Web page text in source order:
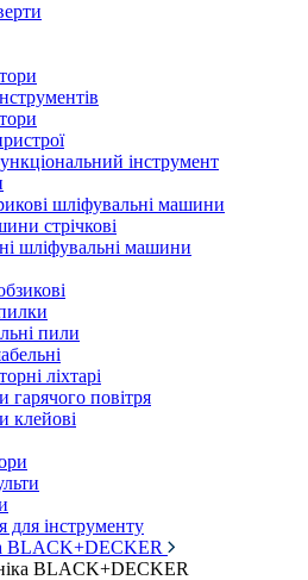
інструмент
шліфувальні машини
стрічкові
шліфувальні машини
пили
ліхтарі
гарячого повітря
клейові
для інструменту
BLACK+DECKER
BLACK+DECKER